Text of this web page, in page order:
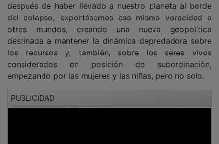
después de haber llevado a nuestro planeta al borde
del colapso, exportásemos esa misma voracidad a
otros mundos, creando una nueva geopolítica
destinada a mantener la dinámica depredadora sobre
los recursos y, también, sobre los seres vivos
considerados en posición de subordinación,
empezando por las mujeres y las niñas, pero no solo.
PUBLICIDAD